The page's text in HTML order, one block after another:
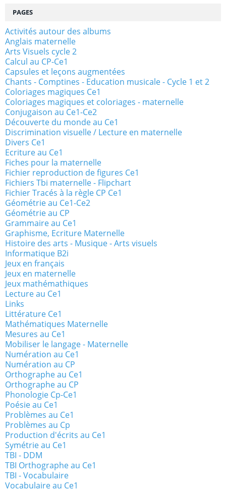
PAGES
Activités autour des albums
Anglais maternelle
Arts Visuels cycle 2
Calcul au CP-Ce1
Capsules et leçons augmentées
Chants - Comptines - Education musicale - Cycle 1 et 2
Coloriages magiques Ce1
Coloriages magiques et coloriages - maternelle
Conjugaison au Ce1-Ce2
Découverte du monde au Ce1
Discrimination visuelle / Lecture en maternelle
Divers Ce1
Ecriture au Ce1
Fiches pour la maternelle
Fichier reproduction de figures Ce1
Fichiers Tbi maternelle - Flipchart
Fichier Tracés à la règle CP Ce1
Géométrie au Ce1-Ce2
Géométrie au CP
Grammaire au Ce1
Graphisme, Ecriture Maternelle
Histoire des arts - Musique - Arts visuels
Informatique B2i
Jeux en français
Jeux en maternelle
Jeux mathémathiques
Lecture au Ce1
Links
Littérature Ce1
Mathématiques Maternelle
Mesures au Ce1
Mobiliser le langage - Maternelle
Numération au Ce1
Numération au CP
Orthographe au Ce1
Orthographe au CP
Phonologie Cp-Ce1
Poésie au Ce1
Problèmes au Ce1
Problèmes au Cp
Production d'écrits au Ce1
Symétrie au Ce1
TBI - DDM
TBI Orthographe au Ce1
TBI - Vocabulaire
Vocabulaire au Ce1